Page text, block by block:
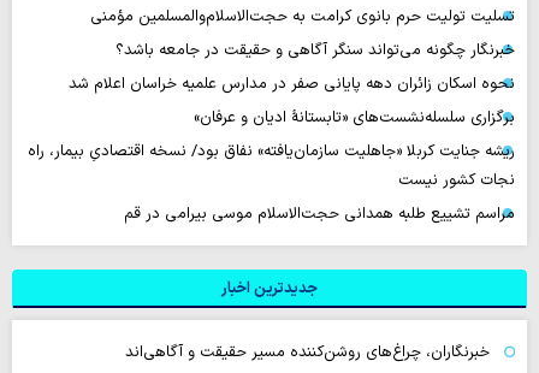
تسلیت تولیت حرم بانوی کرامت به حجت‌الاسلام‌والمسلمین مؤمنی
خبرنگار چگونه می‌تواند سنگر آگاهی و حقیقت در جامعه باشد؟
نحوه اسکان زائران دهه پایانی صفر در مدارس علمیه خراسان اعلام شد
برگزاری سلسله‌نشست‌های «تابستانهٔ ادیان و عرفان»
ریشه جنایت کربلا «جاهلیت سازمان‌یافته» نفاق بود/ نسخه اقتصادیِ بیمار، راه
نجات کشور نیست
مراسم تشییع طلبه همدانی حجت‌الاسلام موسی بیرامی در قم
جدیدترین اخبار
خبرنگاران، چراغ‌های روشن‌کننده مسیر حقیقت و آگاهی‌اند